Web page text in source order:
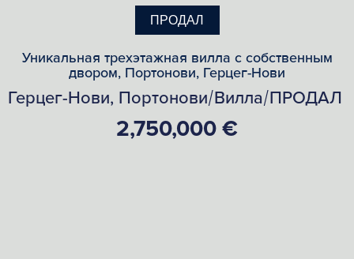
ПРОДАЛ
Уникальная трехэтажная вилла с собственным
двором, Портонови, Герцег-Нови
Герцег-Нови, Портонови/Вилла/ПРОДАЛ
2,750,000 €